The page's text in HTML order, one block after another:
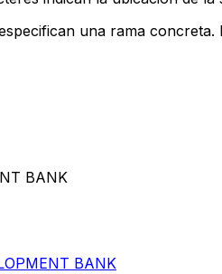
una rama
BANK
BANK